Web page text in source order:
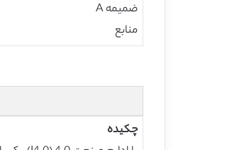
ضمیمه A
منابع
چکیده